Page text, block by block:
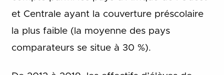
et Centrale ayant la couverture préscolaire
la plus faible (la moyenne des pays
comparateurs se situe à 30 %).